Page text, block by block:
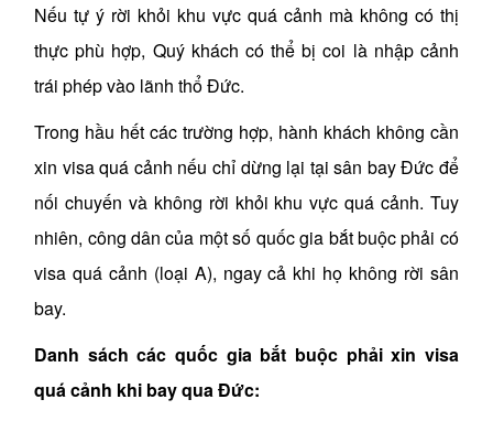
Nếu tự ý rời khỏi khu vực quá cảnh mà không có thị
thực phù hợp, Quý khách có thể bị coi là nhập cảnh
trái phép vào lãnh thổ Đức.
Trong hầu hết các trường hợp, hành khách không cần
xin visa quá cảnh nếu chỉ dừng lại tại sân bay Đức để
nối chuyến và không rời khỏi khu vực quá cảnh. Tuy
nhiên, công dân của một số quốc gia bắt buộc phải có
visa quá cảnh (loại A), ngay cả khi họ không rời sân
bay.
Danh sách các quốc gia bắt buộc phải xin visa
quá cảnh khi bay qua Đức: